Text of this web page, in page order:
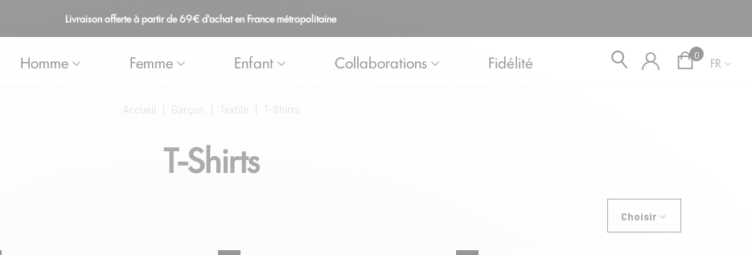
Livraison offerte à partir de 69€ d'achat en France métropolitaine
Homme Femme Enfant Collaborations Fidélité 0 FR
Accueil | Garçon | Textile | T-Shirts
T-Shirts
Choisir